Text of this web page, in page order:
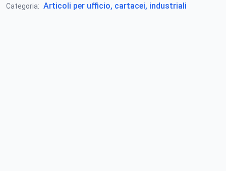
Categoria: Articoli per ufficio, cartacei, industriali